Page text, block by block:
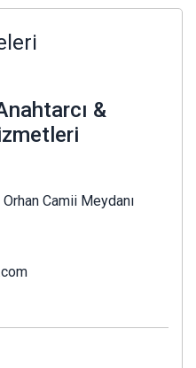
&
Camii Meydanı